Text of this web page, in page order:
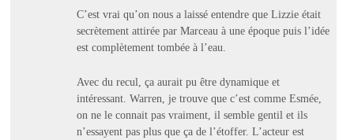
C’est vrai qu’on nous a laissé entendre que Lizzie était
secrètement attirée par Marceau à une époque puis l’idée
est complètement tombée à l’eau.
Avec du recul, ça aurait pu être dynamique et
intéressant. Warren, je trouve que c’est comme Esmée,
on ne le connait pas vraiment, il semble gentil et ils
n’essayent pas plus que ça de l’étoffer. L’acteur est